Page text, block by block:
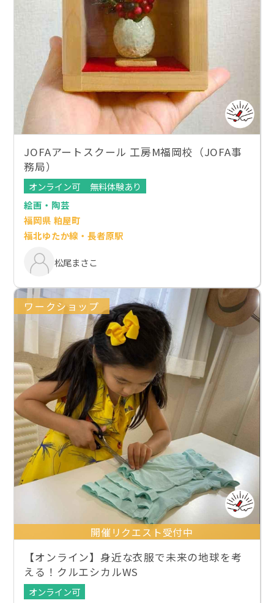
JOFAアートスクール 工房M福岡校（JOFA事
務局）
オンライン可
無料体験あり
絵画・陶芸
福岡県 粕屋町
福北ゆたか線・長者原駅
松尾まさこ
ワークショップ
開催リクエスト受付中
【オンライン】身近な衣服で未来の地球を考
える！クルエシカルWS
オンライン可